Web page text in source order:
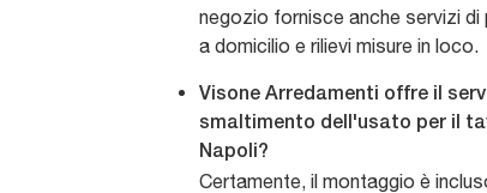
negozio fornisce anche servizi
a domicilio e rilievi misure in loco.
Visone Arredamenti offre il
smaltimento dell'usato per il
Napoli?
Certamente, il montaggio è